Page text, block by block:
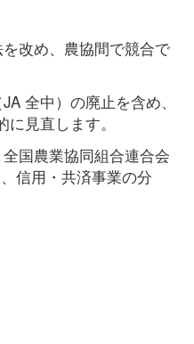
改め、農協間で競合で
全中）の廃止を含め、
見直します。
国農業協同組合連合会
信用・共済事業の分